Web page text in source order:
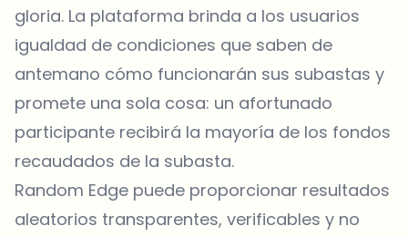
gloria. La plataforma brinda a los usuarios
igualdad de condiciones que saben de
antemano cómo funcionarán sus subastas y
promete una sola cosa: un afortunado
participante recibirá la mayoría de los fondos
recaudados de la subasta.
Random Edge puede proporcionar resultados
aleatorios transparentes, verificables y no